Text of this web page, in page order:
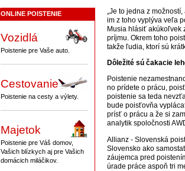
ONLINE POISTENIE
Vozidlá
Poistenie pre Vaše auto.
Cestovanie
Poistenie na cesty a výlety.
Majetok
Poistenie pre Váš domov,
Vašich blízkych aj pre Vašich
domácich miláčikov.
„Je to jedna z
im z toho vyplýva veľa
Musia hlásiť akúkoľvek
príjmu. Okrem toho
takže ľudia, ktorí sú
Dôležité sú čakacie
Poistenie
no prídete o prácu,
poistenie sa teda
bude poisťovňa
prísť o prácu a že si
analytik spoločnosti
Allianz - Slovenská
Slovensko ako
záujemca pred
úrade práce aspoň tri